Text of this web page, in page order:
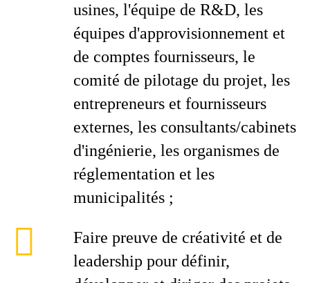
usines, l'équipe de R&D, les
équipes d'approvisionnement et
de comptes fournisseurs, le
comité de pilotage du projet, les
entrepreneurs et fournisseurs
externes, les consultants/cabinets
d'ingénierie, les organismes de
réglementation et les
municipalités ;
Faire preuve de créativité et de
leadership pour définir,